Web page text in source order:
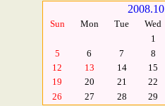
2008.10
Sun Mon Tue Wed
1
5
6 7 8
12
13 14 15
19
20 21 22
26
27 28 29